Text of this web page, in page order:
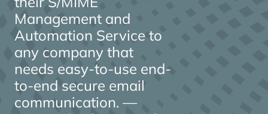
Management and
Automation Service to
any company that
needs easy-to-use end-
to-end secure email
communication. —